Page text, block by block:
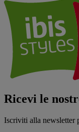
Ricevi le
Iscriviti alla newsletter